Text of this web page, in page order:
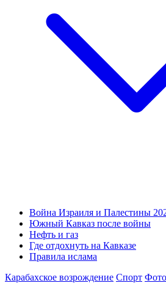
Война Израиля и Палестины
Южный Кавказ после войны
Нефть и газ
Где отдохнуть на Кавказе
Правила ислама
Карабахское возрождение Спорт Фото